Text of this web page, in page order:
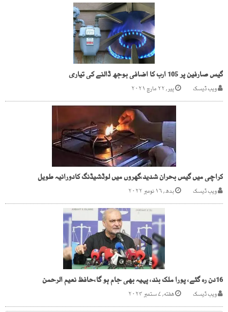
گیس صارفین پر 105 ارب کا اضافی بوجھ ڈالنے کی تیاری
ویب ڈیسک پیر, ۲۲ مارچ ۲۰۲۱
کراچی میں گیس بحران شدید،گھروں میں لوڈشیڈنگ کادورانیہ طویل
ویب ڈیسک بدھ, ۱۶ نومبر ۲۰۲۲
16دن رہ گئے، پورا ملک بند، پہیہ بھی جام ہو گا،حافظ نعیم الرحمن
ویب ڈیسک هفته, ۷ ستمبر ۲۰۲۴